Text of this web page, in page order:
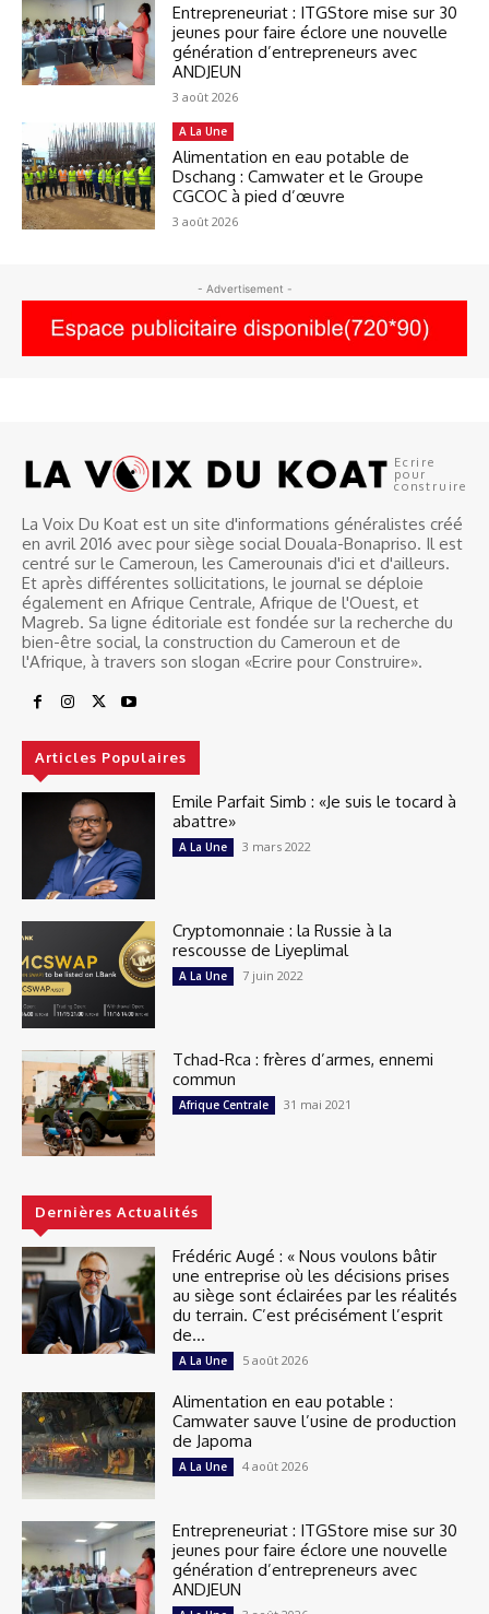
Entrepreneuriat : ITGStore mise sur 30
jeunes pour faire éclore une nouvelle
génération d’entrepreneurs avec
ANDJEUN
3 août 2026
A La Une
Alimentation en eau potable de
Dschang : Camwater et le Groupe
CGCOC à pied d’œuvre
3 août 2026
- Advertisement -
Ecrire
pour
construire
La Voix Du Koat est un site d'informations généralistes créé
en avril 2016 avec pour siège social Douala-Bonapriso. Il est
centré sur le Cameroun, les Camerounais d'ici et d'ailleurs.
Et après différentes sollicitations, le journal se déploie
également en Afrique Centrale, Afrique de l'Ouest, et
Magreb. Sa ligne éditoriale est fondée sur la recherche du
bien-être social, la construction du Cameroun et de
l'Afrique, à travers son slogan «Ecrire pour Construire».
Articles Populaires
Emile Parfait Simb : «Je suis le tocard à
abattre»
A La Une 3 mars 2022
Cryptomonnaie : la Russie à la
rescousse de Liyeplimal
A La Une 7 juin 2022
Tchad-Rca : frères d’armes, ennemi
commun
Afrique Centrale 31 mai 2021
Dernières Actualités
Frédéric Augé : « Nous voulons bâtir
une entreprise où les décisions prises
au siège sont éclairées par les réalités
du terrain. C’est précisément l’esprit
de...
A La Une 5 août 2026
Alimentation en eau potable :
Camwater sauve l’usine de production
de Japoma
A La Une 4 août 2026
Entrepreneuriat : ITGStore mise sur 30
jeunes pour faire éclore une nouvelle
génération d’entrepreneurs avec
ANDJEUN